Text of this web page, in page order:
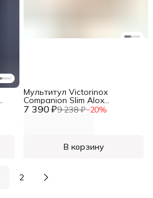
7 390 ₽9 238 ₽−20%
Мультитул Victorinox
Companion Slim Alox
(0.8170.28) 6функц.
В корзину
2